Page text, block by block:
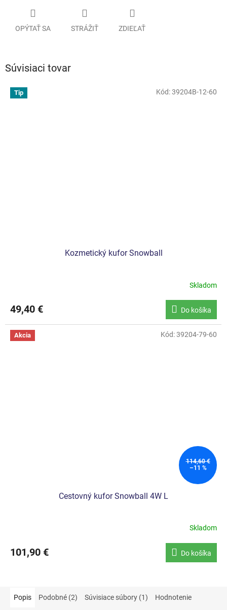
OPÝTAŤ SA STRÁŽIŤ ZDIEĽAŤ
Súvisiaci tovar
Tip
Kozmetický kufor Snowball
Skladom
49,40 € Do košíka
Kód:39204B-12-60
Akcia
114,60 €
–11 %
Cestovný kufor Snowball 4W L
Skladom
101,90 € Do košíka
Kód:39204-79-60
Popis Podobné (2) Súvisiace súbory (1) Hodnotenie